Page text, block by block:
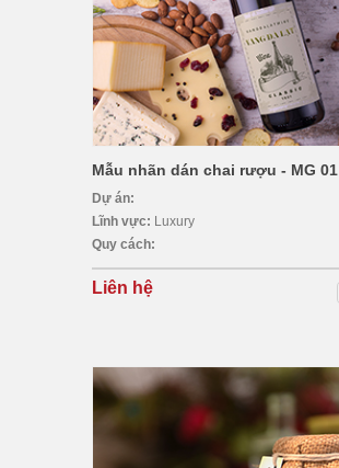
Mẫu nhãn dán chai rượu - MG 01
Dự án:
Lĩnh vực: Luxury
Quy cách:
Liên hệ